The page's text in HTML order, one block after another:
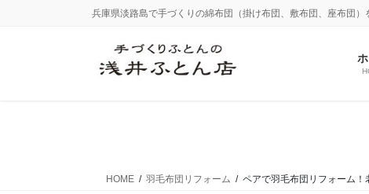
兵庫県淡路島で手づくりの綿布団（掛け布団、敷布団、座布団
HOME 羽毛布団リフォーム ペアで羽毛布団リフォーム